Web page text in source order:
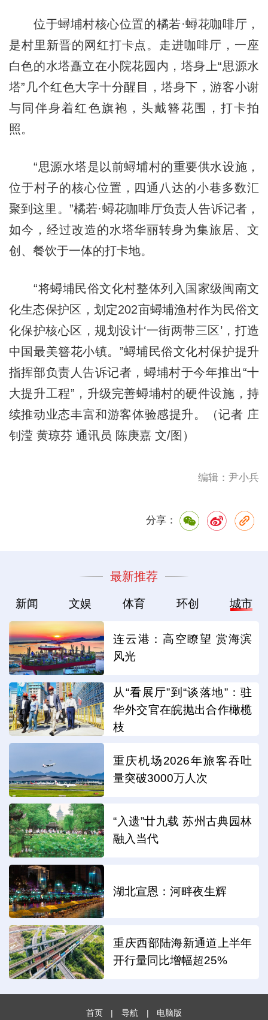
位于蟳埔村核心位置的橘若·蟳花咖啡厅，
是村里新晋的网红打卡点。走进咖啡厅，一座
白色的水塔矗立在小院花园内，塔身上“思源水
塔”几个红色大字十分醒目，塔身下，游客小谢
与同伴身着红色旗袍，头戴簪花围，打卡拍
照。
“思源水塔是以前蟳埔村的重要供水设施，
位于村子的核心位置，四通八达的小巷多数汇
聚到这里。”橘若·蟳花咖啡厅负责人告诉记者，
如今，经过改造的水塔华丽转身为集旅居、文
创、餐饮于一体的打卡地。
“将蟳埔民俗文化村整体列入国家级闽南文
化生态保护区，划定202亩蟳埔渔村作为民俗文
化保护核心区，规划设计‘一街两带三区’，打造
中国最美簪花小镇。”蟳埔民俗文化村保护提升
指挥部负责人告诉记者，蟳埔村于今年推出“十
大提升工程”，升级完善蟳埔村的硬件设施，持
续推动业态丰富和游客体验感提升。（记者 庄
钊滢 黄琼芬 通讯员 陈庚嘉 文/图）
编辑：尹小兵
分享：
最新推荐
新闻 文娱 体育 环创 城市
连云港：高空瞭望 赏海滨
风光
从“看展厅”到“谈落地”：驻
华外交官在皖抛出合作橄榄
枝
重庆机场2026年旅客吞吐
量突破3000万人次
“入遗”廿九载 苏州古典园林
融入当代
湖北宣恩：河畔夜生辉
重庆西部陆海新通道上半年
开行量同比增幅超25%
首页 | 导航 | 电脑版